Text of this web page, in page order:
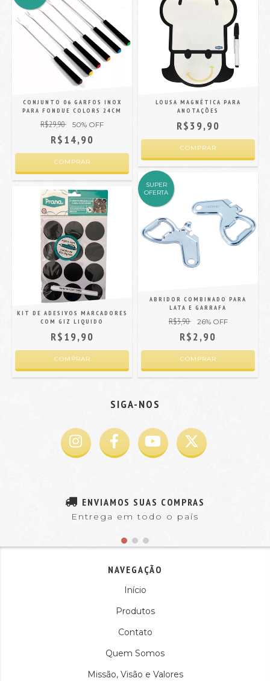
CONJUNTO 06 GARFOS INOX
PARA FONDUE COLORS 24CM
R$29,90 50% OFF
R$14,90
LOUSA MAGNÉTICA PARA
ANOTAÇÕES
R$39,90
KIT DE ADESIVOS MARCADORES
COM GIZ LIQUIDO
R$19,90
SUPER
OFERTA
ABRIDOR COMBINADO PARA
LATA E GARRAFA
R$3,90 26% OFF
R$2,90
SIGA-NOS
ENVIAMOS SUAS COMPRAS
Entrega em todo o país
NAVEGAÇÃO
Início
Produtos
Contato
Quem Somos
Missão, Visão e Valores